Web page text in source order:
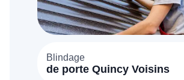
Blindage
de porte Quincy Voisins